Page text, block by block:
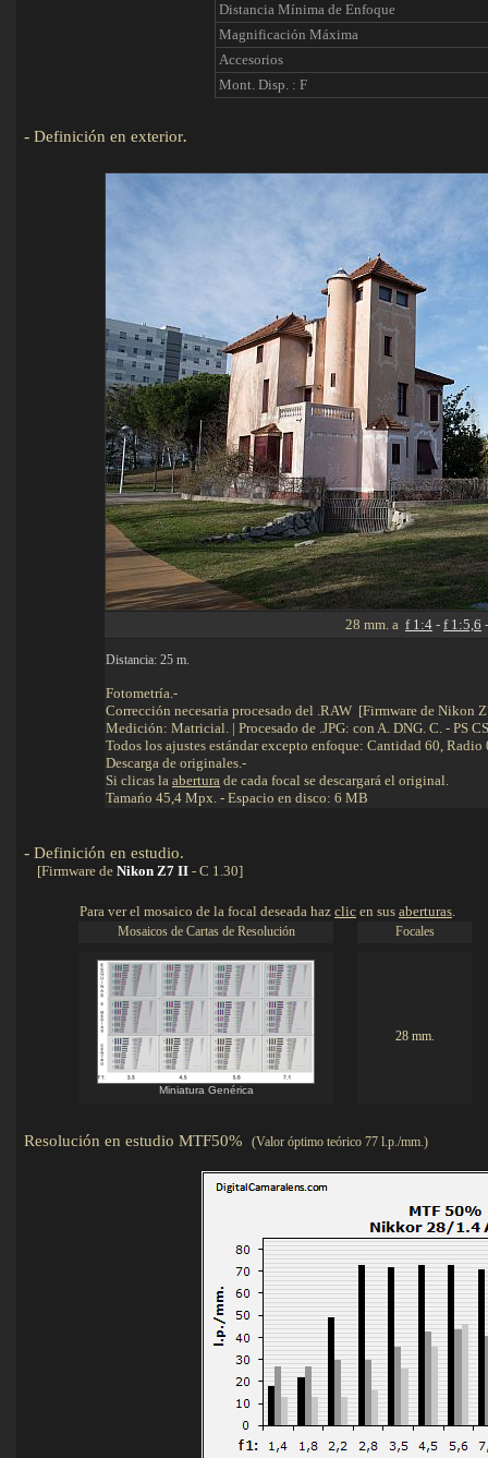
Distancia Mínima de Enfoque
Magnificación Máxima
Accesorios
Mont. Disp. : F
- Definición en exterior.
28 mm. a f 1:4 - f 1:5,6
Distancia: 25 m.
Fotometría.-
Corrección necesaria procesado del .RAW [Firmware de Nikon
Medición: Matricial. | Procesado de .JPG: con A. DNG. C. - PS
Todos los ajustes estándar excepto enfoque: Cantidad 60, Radio
Descarga de originales.-
Si clicas la abertura de cada focal se descargará el original.
Tamańo 45,4 Mpx. - Espacio en disco: 6 MB
- Definición en estudio.
[Firmware de Nikon Z7 II - C 1.30]
Para ver el mosaico de la focal deseada haz clic en sus aberturas.
Mosaicos de Cartas de Resolución Focales
Miniatura Genérica
28 mm.
Resolución en estudio MTF50% (Valor óptimo teórico 77 l.p./mm.)